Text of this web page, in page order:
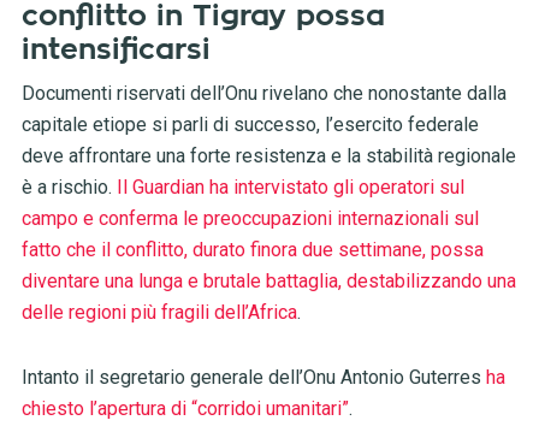
conflitto in Tigray possa
intensificarsi
Documenti riservati dell’Onu rivelano che nonostante dalla
capitale etiope si parli di successo, l’esercito federale
deve affrontare una forte resistenza e la stabilità regionale
è a rischio. Il Guardian ha intervistato gli operatori sul
campo e conferma le preoccupazioni internazionali sul
fatto che il conflitto, durato finora due settimane, possa
diventare una lunga e brutale battaglia, destabilizzando una
delle regioni più fragili dell’Africa.
Intanto il segretario generale dell’Onu Antonio Guterres ha
chiesto l’apertura di “corridoi umanitari”.